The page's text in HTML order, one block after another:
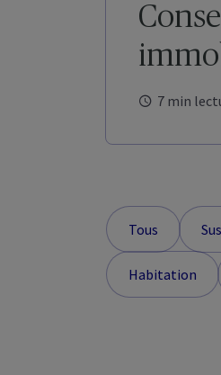
7 min
Tous
Habitation